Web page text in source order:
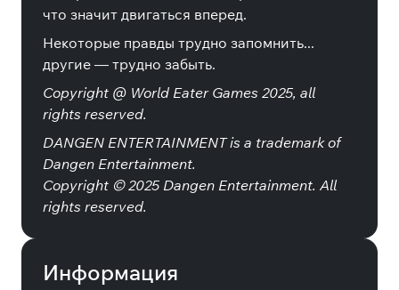
что значит двигаться вперед.
Некоторые правды трудно запомнить...
другие — трудно забыть.
Copyright @ World Eater Games 2025, all
rights reserved.
DANGEN ENTERTAINMENT is a trademark of
Dangen Entertainment.
Copyright © 2025 Dangen Entertainment. All
rights reserved.
Информация